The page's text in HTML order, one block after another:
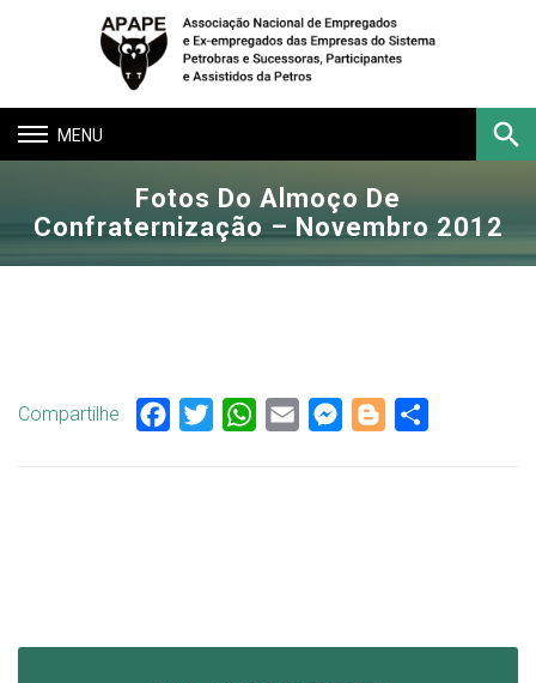
Toggle
navigation
Fotos Do Almoço De
Confraternização – Novembro 2012
Compartilhe Facebook
TwitterWhatsApp
Email Messenger
Blogger